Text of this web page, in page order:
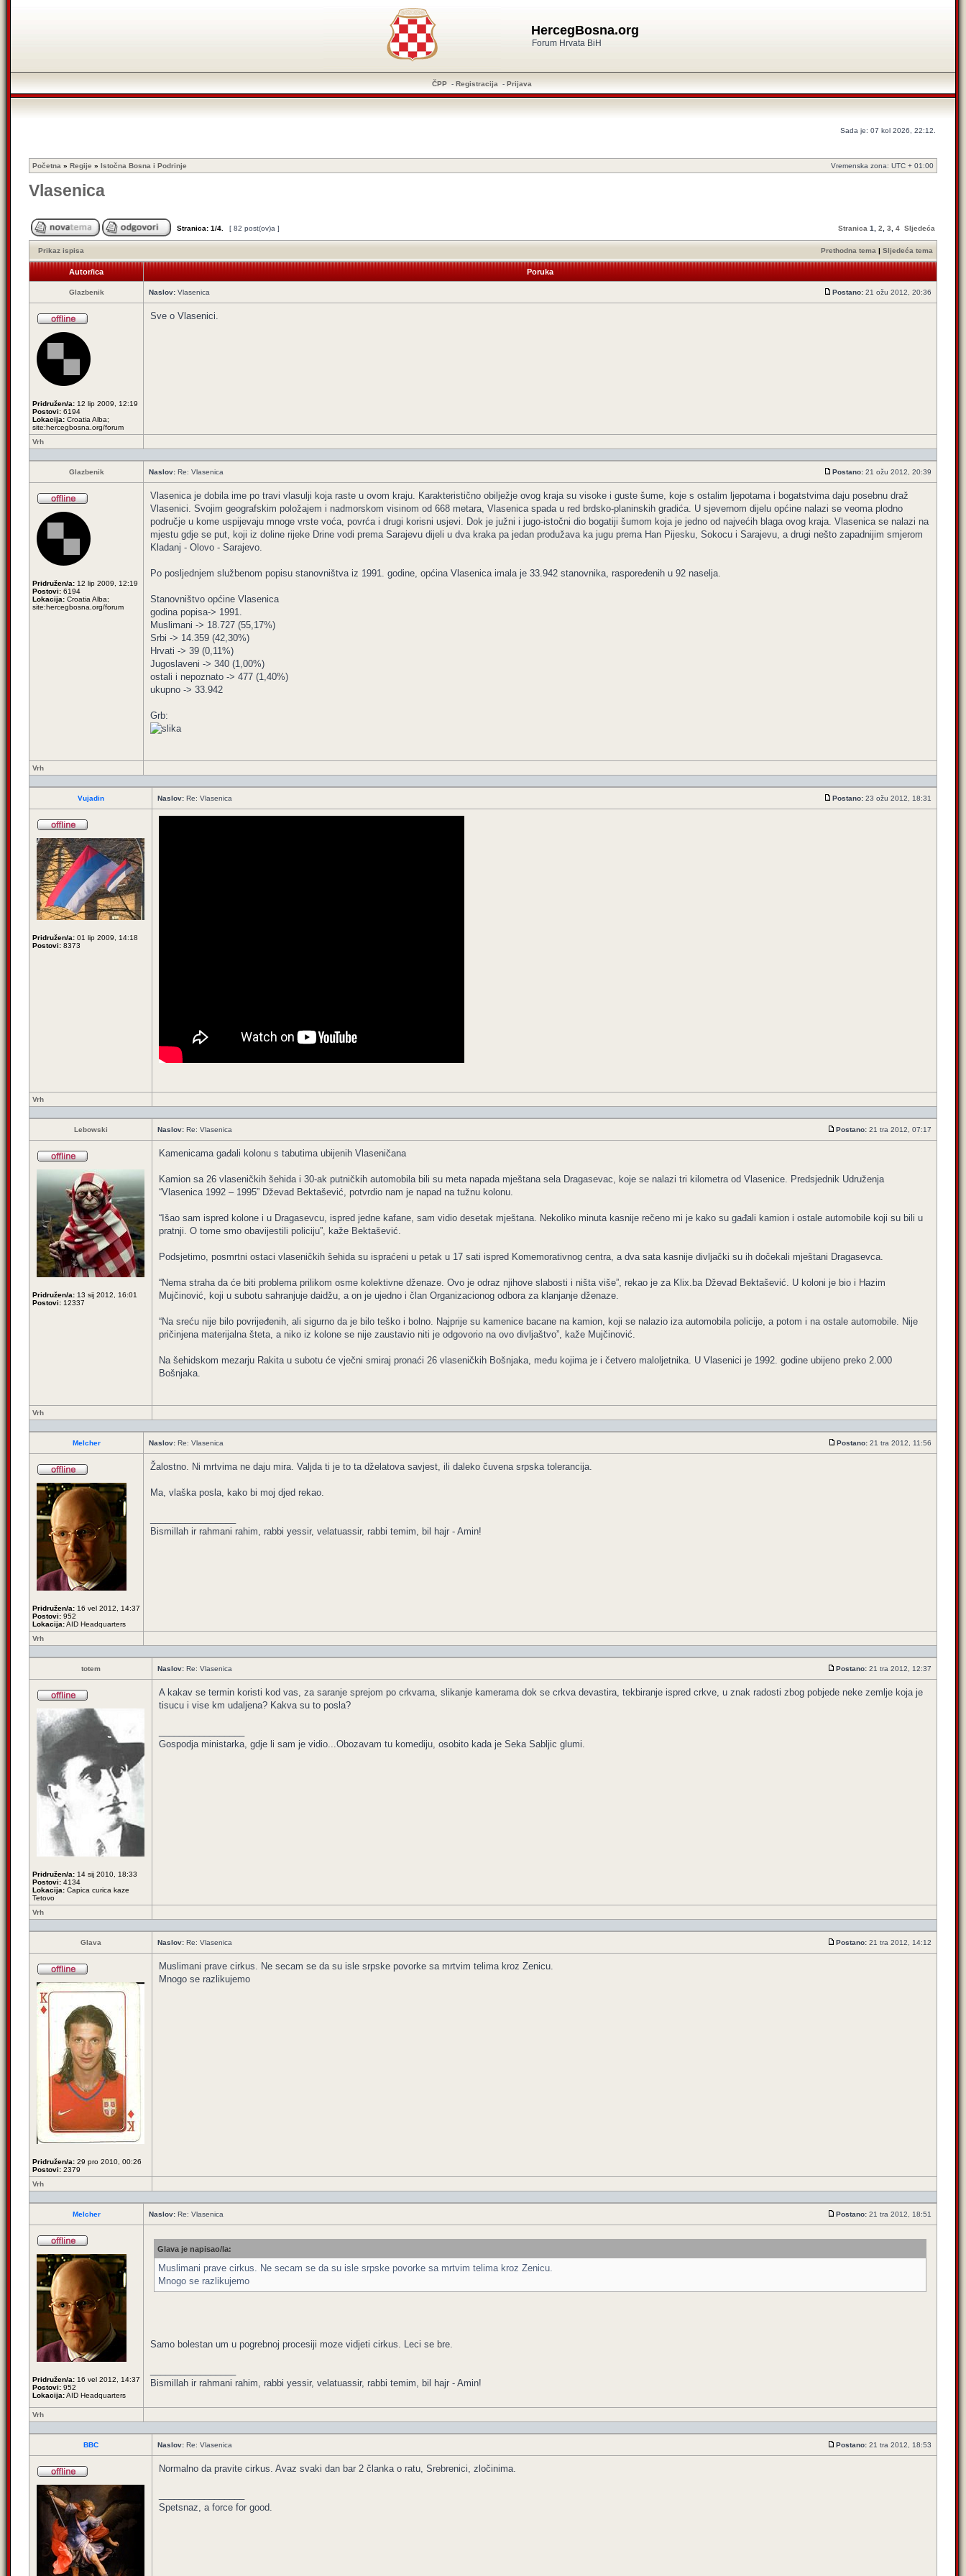
HercegBosna.org
Forum Hrvata BiH
ČPP - Registracija - Prijava
Sada je: 07 kol 2026, 22:12.
Početna » Regije » Istočna Bosna i Podrinje Vremenska zona: UTC + 01:00
Vlasenica
Stranica: 1/4 [ 82 post(ov)a ] Stranica 1 2 3 4 Sljedeća
Prikaz ispisa Prethodna tema | Sljedeća tema
Autor/ica Poruka
Glazbenik Naslov: Vlasenica Postano: 21 ožu 2012, 20:36
Pridružen/a: 12 lip 2009, 12:19
Postovi: 6194
Lokacija: Croatia Alba;
site:hercegbosna.org/forum
Sve o Vlasenici.
Vrh
Glazbenik Naslov: Re: Vlasenica Postano: 21 ožu 2012, 20:39
Pridružen/a: 12 lip 2009, 12:19
Postovi: 6194
Lokacija: Croatia Alba;
site:hercegbosna.org/forum
Vlasenica je dobila ime po travi vlasulji koja raste u ovom kraju. Karakteristično obilježje ovog kraja su visoke i guste šume, koje s ostalim ljepotama i bogatstvima daju posebnu draž
Vlasenici. Svojim geografskim položajem i nadmorskom visinom od 668 metara, Vlasenica spada u red brdsko-planinskih gradića. U sjevernom dijelu općine nalazi se veoma plodno
područje u kome uspijevaju mnoge vrste voća, povrća i drugi korisni usjevi. Dok je južni i jugo-istočni dio bogatiji šumom koja je jedno od najvećih blaga ovog kraja. Vlasenica se nalazi na
mjestu gdje se put, koji iz doline rijeke Drine vodi prema Sarajevu dijeli u dva kraka pa jedan produžava ka jugu prema Han Pijesku, Sokocu i Sarajevu, a drugi nešto zapadnijim smjerom
Kladanj - Olovo - Sarajevo.
Po posljednjem službenom popisu stanovništva iz 1991. godine, općina Vlasenica imala je 33.942 stanovnika, raspoređenih u 92 naselja.
Stanovništvo općine Vlasenica
godina popisa-> 1991.
Muslimani -> 18.727 (55,17%)
Srbi -> 14.359 (42,30%)
Hrvati -> 39 (0,11%)
Jugoslaveni -> 340 (1,00%)
ostali i nepoznato -> 477 (1,40%)
ukupno -> 33.942
Grb:
Vrh
Vujadin Naslov: Re: Vlasenica Postano: 23 ožu 2012, 18:31
Pridružen/a: 01 lip 2009, 14:18
Postovi: 8373
Vrh
Lebowski Naslov: Re: Vlasenica Postano: 21 tra 2012, 07:17
Pridružen/a: 13 sij 2012, 16:01
Postovi: 12337
Kamenicama gađali kolonu s tabutima ubijenih Vlaseničana
Kamion sa 26 vlaseničkih šehida i 30-ak putničkih automobila bili su meta napada mještana sela Dragasevac, koje se nalazi tri kilometra od Vlasenice. Predsjednik Udruženja
“Vlasenica 1992 – 1995” Dževad Bektašević, potvrdio nam je napad na tužnu kolonu.
“Išao sam ispred kolone i u Dragasevcu, ispred jedne kafane, sam vidio desetak mještana. Nekoliko minuta kasnije rečeno mi je kako su gađali kamion i ostale automobile koji su bili u
pratnji. O tome smo obavijestili policiju”, kaže Bektašević.
Podsjetimo, posmrtni ostaci vlaseničkih šehida su ispraćeni u petak u 17 sati ispred Komemorativnog centra, a dva sata kasnije divljački su ih dočekali mještani Dragasevca.
“Nema straha da će biti problema prilikom osme kolektivne dženaze. Ovo je odraz njihove slabosti i ništa više”, rekao je za Klix.ba Dževad Bektašević. U koloni je bio i Hazim
Mujčinović, koji u subotu sahranjuje daidžu, a on je ujedno i član Organizacionog odbora za klanjanje dženaze.
“Na sreću nije bilo povrijeđenih, ali sigurno da je bilo teško i bolno. Najprije su kamenice bacane na kamion, koji se nalazio iza automobila policije, a potom i na ostale automobile. Nije
pričinjena materijalna šteta, a niko iz kolone se nije zaustavio niti je odgovorio na ovo divljaštvo”, kaže Mujčinović.
Na šehidskom mezarju Rakita u subotu će vječni smiraj pronaći 26 vlaseničkih Bošnjaka, među kojima je i četvero maloljetnika. U Vlasenici je 1992. godine ubijeno preko 2.000
Bošnjaka.
Vrh
Melcher Naslov: Re: Vlasenica Postano: 21 tra 2012, 11:56
Pridružen/a: 16 vel 2012, 14:37
Postovi: 952
Lokacija:AID Headquarters
Žalostno. Ni mrtvima ne daju mira. Valjda ti je to ta dželatova savjest, ili daleko čuvena srpska tolerancija.
Ma, vlaška posla, kako bi moj djed rekao.
Bismillah ir rahmani rahim, rabbi yessir, velatuassir, rabbi temim, bil hajr - Amin!
Vrh
totem Naslov: Re: Vlasenica Postano: 21 tra 2012, 12:37
Pridružen/a: 14 sij 2010, 18:33
Postovi: 4134
Lokacija: Capica curica kaze
Tetovo
A kakav se termin koristi kod vas, za saranje sprejom po crkvama, slikanje kamerama dok se crkva devastira, tekbiranje ispred crkve, u znak radosti zbog pobjede neke zemlje koja je
tisucu i vise km udaljena? Kakva su to posla?
Gospodja ministarka, gdje li sam je vidio...Obozavam tu komediju, osobito kada je Seka Sabljic glumi.
Vrh
Glava Naslov: Re: Vlasenica Postano: 21 tra 2012, 14:12
Pridružen/a: 29 pro 2010, 00:26
Postovi: 2379
Muslimani prave cirkus. Ne secam se da su isle srpske povorke sa mrtvim telima kroz Zenicu.
Mnogo se razlikujemo
Vrh
Melcher Naslov: Re: Vlasenica Postano: 21 tra 2012, 18:51
Pridružen/a: 16 vel 2012, 14:37
Postovi: 952
Lokacija:AID Headquarters
Glava je napisao/la:
Muslimani prave cirkus. Ne secam se da su isle srpske povorke sa mrtvim telima kroz Zenicu.
Mnogo se razlikujemo
Samo bolestan um u pogrebnoj procesiji moze vidjeti cirkus. Leci se bre.
Bismillah ir rahmani rahim, rabbi yessir, velatuassir, rabbi temim, bil hajr - Amin!
Vrh
BBC Naslov: Re: Vlasenica Postano: 21 tra 2012, 18:53
Normalno da pravite cirkus. Avaz svaki dan bar 2 članka o ratu, Srebrenici, zločinima.
Spetsnaz, a force for good.